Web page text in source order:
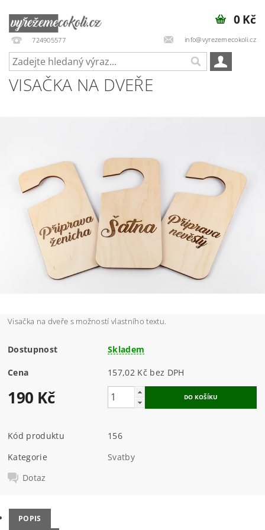
724905577 info@vyrezemecokoli.cz
0 Kč
VISAČKA NA DVEŘE
Visačka na dveře s možností vlastního textu.
Dostupnost Skladem
Cena 157,02 Kč bez DPH
190 Kč
Kód produktu
156
Kategorie
Svatby
Dotaz
POPIS